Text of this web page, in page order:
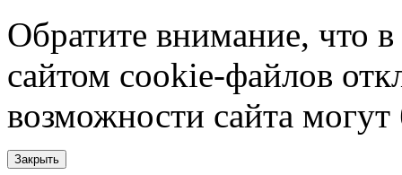
Обратите внимание, что в
сайтом cookie-файлов
возможности сайта
Закрыть